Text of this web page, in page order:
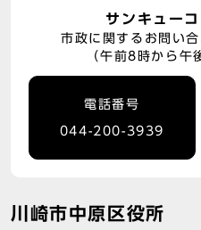
サンキュー
市政に関するお問い
（午前8時から
電話番号
044-200-3939
川崎市中原区役所